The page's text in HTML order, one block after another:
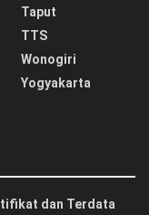
Taput
TTS
Wonogiri
Yogyakarta
dan Terdata